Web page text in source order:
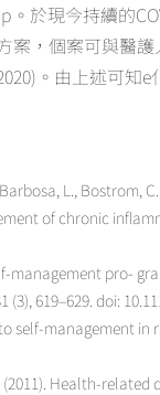
於現今持續的
案，個案可與醫
。由上述可知
L., Bostrom,
of chronic
management pro-
619–629. doi:
self-management in
(2011). Health-